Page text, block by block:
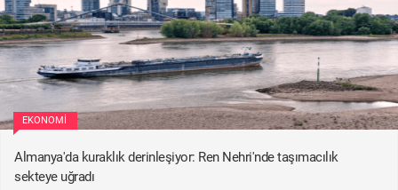
EKONOMI
Almanya'da kuraklık derinleşiyor: Ren Nehri'nde taşımacılık
sekteye uğradı